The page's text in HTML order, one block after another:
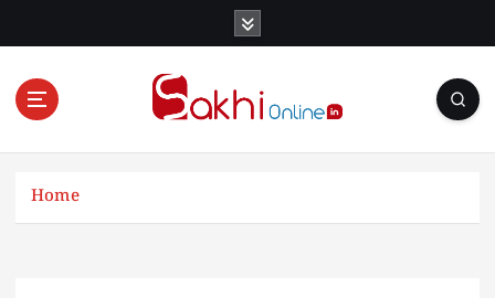
Online News Portal
Home